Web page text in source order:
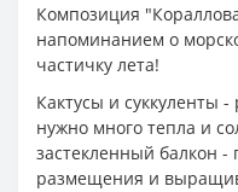
Композиция
напоминанием о
частичку лета!
Кактусы и суккуленты
нужно много тепла и
застекленный балкон -
размещения и